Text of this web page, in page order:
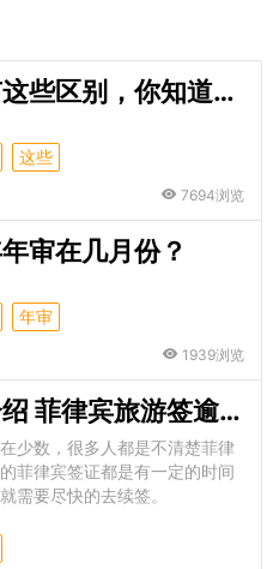
菲律宾移民项目还有这些区别，你知道吗？
这些
7694浏览
审在几月份？
年审
1939浏览
菲律宾旅游签时间介绍 菲律宾旅游签逾期的后果
少数，很多人都是不清楚菲律
菲律宾签证都是有一定的时间
需要尽快的去续签。